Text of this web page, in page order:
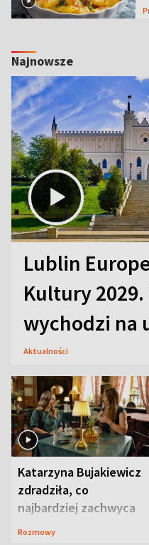
Najnowsze
Lublin
Kultury
wychodzi na
Aktualności
Katarzyna Bujakiewicz
zdradziła, co
najbardziej zachwyca
ją w Lublinie
Rozmowy